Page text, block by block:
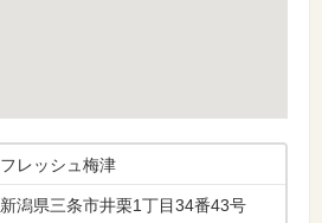
フレッシュ梅津
新潟県三条市井栗1丁目34番43号